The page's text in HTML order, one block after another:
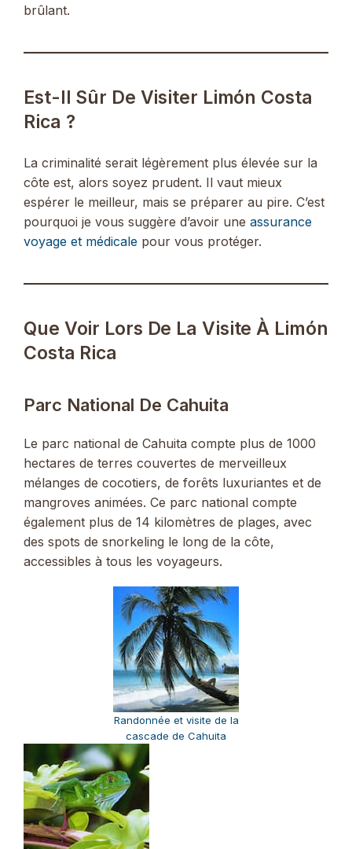
brûlant.
Est-Il Sûr De Visiter Limón Costa
Rica ?
La criminalité serait légèrement plus élevée sur la
côte est, alors soyez prudent. Il vaut mieux
espérer le meilleur, mais se préparer au pire. C’est
pourquoi je vous suggère d’avoir une assurance
voyage et médicale pour vous protéger.
Que Voir Lors De La Visite À Limón
Costa Rica
Parc National De Cahuita
Le parc national de Cahuita compte plus de 1000
hectares de terres couvertes de merveilleux
mélanges de cocotiers, de forêts luxuriantes et de
mangroves animées. Ce parc national compte
également plus de 14 kilomètres de plages, avec
des spots de snorkeling le long de la côte,
accessibles à tous les voyageurs.
Randonnée et visite de la
cascade de Cahuita